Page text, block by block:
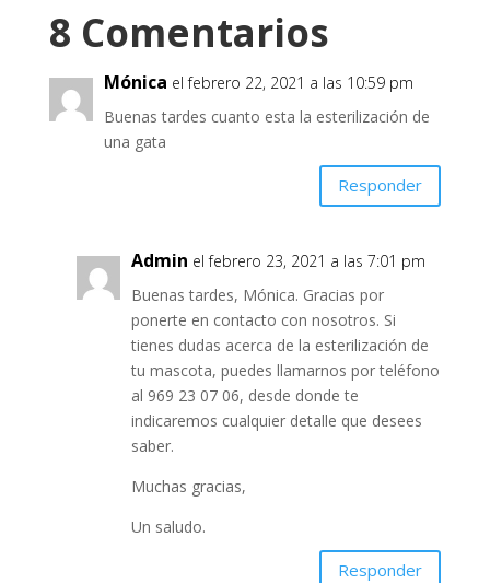
8 Comentarios
Mónica el febrero 22, 2021 a las 10:59 pm
Buenas tardes cuanto esta la esterilización de
una gata
Responder
Admin el febrero 23, 2021 a las 7:01 pm
Buenas tardes, Mónica. Gracias por
ponerte en contacto con nosotros. Si
tienes dudas acerca de la esterilización de
tu mascota, puedes llamarnos por teléfono
al 969 23 07 06, desde donde te
indicaremos cualquier detalle que desees
saber.
Muchas gracias,
Un saludo.
Responder